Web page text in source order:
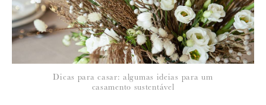
NOME*:
Dicas para casar: algumas ideias para um
casamento sustentável